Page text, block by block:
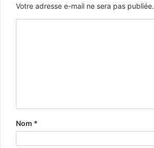
Votre adresse e-mail ne sera pas publiée.
Nom *